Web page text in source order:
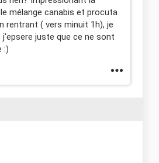
mélange canabis et procuta
rentrant ( vers minuit 1h), je
juste que ce ne sont
:)